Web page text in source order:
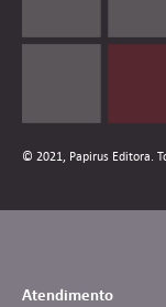
© 2021, Papirus Editora.
Atendimento